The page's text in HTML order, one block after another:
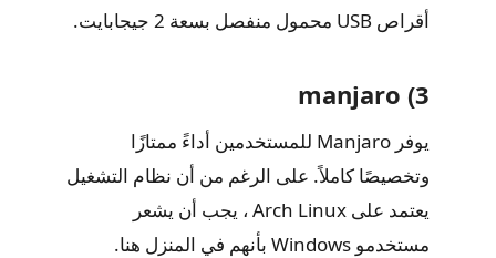
أقراص USB محمول منفصل بسعة 2 جيجابايت.
3) manjaro
يوفر Manjaro للمستخدمين أداءً ممتازًا
وتخصيصًا كاملاً. على الرغم من أن نظام التشغيل
يعتمد على Arch Linux ، يجب أن يشعر
مستخدمو Windows بأنهم في المنزل هنا.